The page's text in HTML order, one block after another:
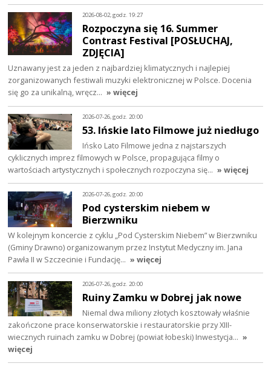
2026-08-02, godz. 19:27
Rozpoczyna się 16. Summer
Contrast Festival [POSŁUCHAJ,
ZDJĘCIA]
Uznawany jest za jeden z najbardziej klimatycznych i najlepiej
zorganizowanych festiwali muzyki elektronicznej w Polsce. Docenia
się go za unikalną, wręcz… » więcej
2026-07-26, godz. 20:00
53. Ińskie lato Filmowe już niedługo
Ińsko Lato Filmowe jedna z najstarszych
cyklicznych imprez filmowych w Polsce, propagująca filmy o
wartościach artystycznych i społecznych rozpoczyna się… » więcej
2026-07-26, godz. 20:00
Pod cysterskim niebem w
Bierzwniku
W kolejnym koncercie z cyklu „Pod Cysterskim Niebem” w Bierzwniku
(Gminy Drawno) organizowanym przez Instytut Medyczny im. Jana
Pawła II w Szczecinie i Fundację… » więcej
2026-07-26, godz. 20:00
Ruiny Zamku w Dobrej jak nowe
Niemal dwa miliony złotych kosztowały właśnie
zakończone prace konserwatorskie i restauratorskie przy XIII-
wiecznych ruinach zamku w Dobrej (powiat łobeski) Inwestycja… »
więcej